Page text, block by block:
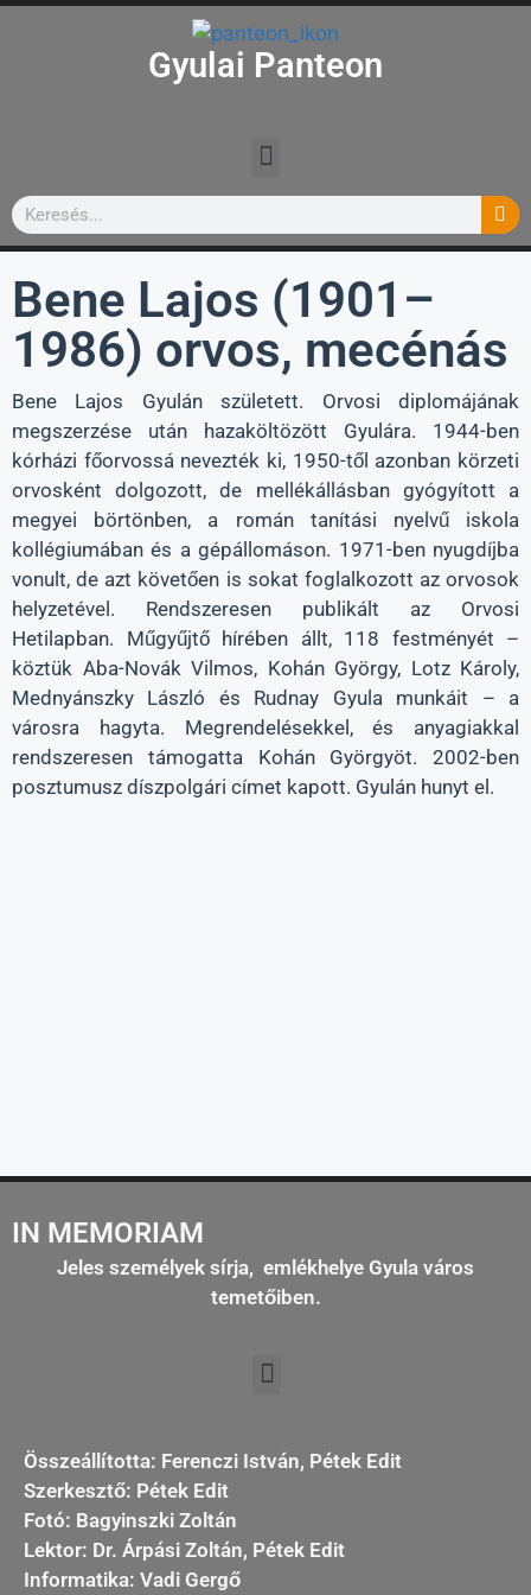
Gyulai Panteon
Bene Lajos (1901–
1986) orvos, mecénás
Bene Lajos Gyulán született. Orvosi diplomájának
megszerzése után hazaköltözött Gyulára. 1944-ben
kórházi főorvossá nevezték ki, 1950-től azonban körzeti
orvosként dolgozott, de mellékállásban gyógyított a
megyei börtönben, a román tanítási nyelvű iskola
kollégiumában és a gépállomáson. 1971-ben nyugdíjba
vonult, de azt követően is sokat foglalkozott az orvosok
helyzetével. Rendszeresen publikált az Orvosi
Hetilapban. Műgyűjtő hírében állt, 118 festményét –
köztük Aba-Novák Vilmos, Kohán György, Lotz Károly,
Mednyánszky László és Rudnay Gyula munkáit – a
városra hagyta. Megrendelésekkel, és anyagiakkal
rendszeresen támogatta Kohán Györgyöt. 2002-ben
posztumusz díszpolgári címet kapott. Gyulán hunyt el.
IN MEMORIAM
Jeles személyek sírja, emlékhelye Gyula város
temetőiben.
Összeállította: Ferenczi István, Pétek Edit
Szerkesztő: Pétek Edit
Fotó: Bagyinszki Zoltán
Lektor: Dr. Árpási Zoltán, Pétek Edit
Informatika: Vadi Gergő